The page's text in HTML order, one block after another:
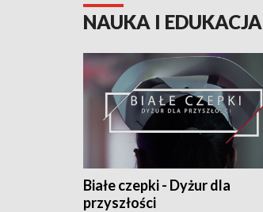
NAUKA I EDUKACJA
Białe czepki - Dyżur dla
przyszłości